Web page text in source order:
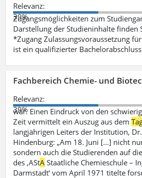
Relevanz:
39%
Zugangsmöglichkeiten zum
Darstellung der Studieninhalte finden
*Zugang Zulassungsvoraussetzung
ist ein qualifizierter Bachelorabschluss
Fachbereich Chemie- und
Relevanz:
39%
war. Einen Eindruck von den
Zeit vermittelt ein Auszug aus dem
langjährigen Leiters der Institution,
Hindenburg: „Am 18. Juni [...] nicht
sondern auch die Studierenden auf
des ‚AStA Staatliche Chemieschule –
Darmstadt‘ vom April 1971 titelte